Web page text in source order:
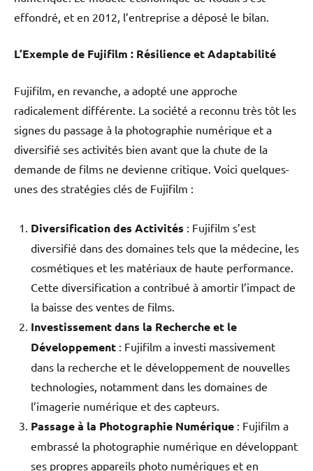
effondré, et en 2012, l’entreprise a déposé le bilan.
L’Exemple de Fujifilm : Résilience et Adaptabilité
Fujifilm, en revanche, a adopté une approche
radicalement différente. La société a reconnu très tôt les
signes du passage à la photographie numérique et a
diversifié ses activités bien avant que la chute de la
demande de films ne devienne critique. Voici quelques-
unes des stratégies clés de Fujifilm :
Diversification des Activités : Fujifilm s’est
diversifié dans des domaines tels que la médecine, les
cosmétiques et les matériaux de haute performance.
Cette diversification a contribué à amortir l’impact de
la baisse des ventes de films.
Investissement dans la Recherche et le
Développement : Fujifilm a investi massivement
dans la recherche et le développement de nouvelles
technologies, notamment dans les domaines de
l’imagerie numérique et des capteurs.
Passage à la Photographie Numérique : Fujifilm a
embrassé la photographie numérique en développant
ses propres appareils photo numériques et en